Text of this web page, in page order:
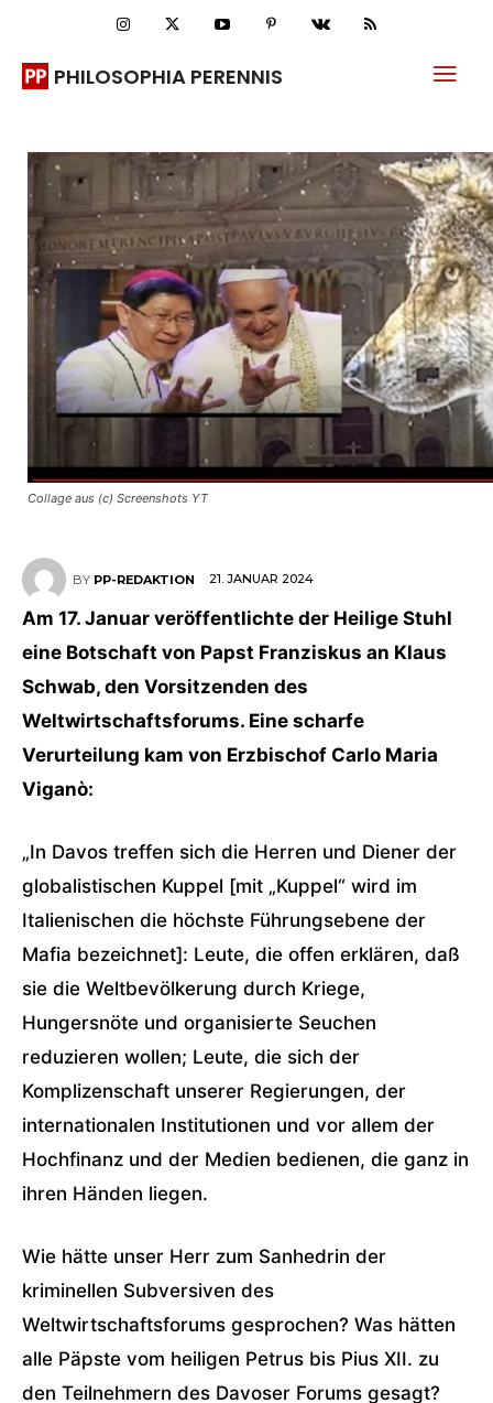
PHILOSOPHIA PERENNIS
Collage aus (c) Screenshots YT
BY PP-REDAKTION 21. JANUAR 2024
Am 17. Januar veröffentlichte der Heilige Stuhl
eine Botschaft von Papst Franziskus an Klaus
Schwab, den Vorsitzenden des
Weltwirtschaftsforums. Eine scharfe
Verurteilung kam von Erzbischof Carlo Maria
Viganò:
„In Davos treffen sich die Herren und Diener der
globalistischen Kuppel [mit „Kuppel“ wird im
Italienischen die höchste Führungsebene der
Mafia bezeichnet]: Leute, die offen erklären, daß
sie die Weltbevölkerung durch Kriege,
Hungersnöte und organisierte Seuchen
reduzieren wollen; Leute, die sich der
Komplizenschaft unserer Regierungen, der
internationalen Institutionen und vor allem der
Hochfinanz und der Medien bedienen, die ganz in
ihren Händen liegen.
Wie hätte unser Herr zum Sanhedrin der
kriminellen Subversiven des
Weltwirtschaftsforums gesprochen? Was hätten
alle Päpste vom heiligen Petrus bis Pius XII. zu
den Teilnehmern des Davoser Forums gesagt?